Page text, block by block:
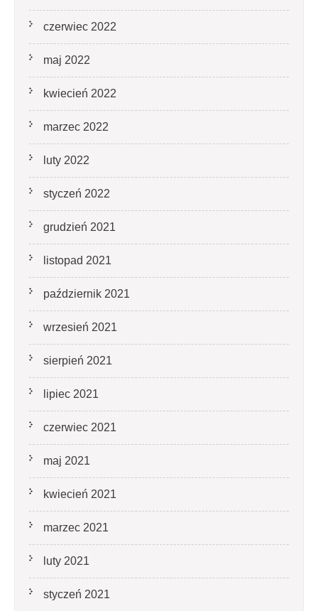
czerwiec 2022
maj 2022
kwiecień 2022
marzec 2022
luty 2022
styczeń 2022
grudzień 2021
listopad 2021
październik 2021
wrzesień 2021
sierpień 2021
lipiec 2021
czerwiec 2021
maj 2021
kwiecień 2021
marzec 2021
luty 2021
styczeń 2021